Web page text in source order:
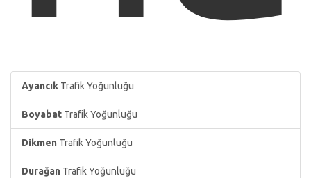
Ayancık Trafik Yoğunluğu
Boyabat Trafik Yoğunluğu
Dikmen Trafik Yoğunluğu
Durağan Trafik Yoğunluğu